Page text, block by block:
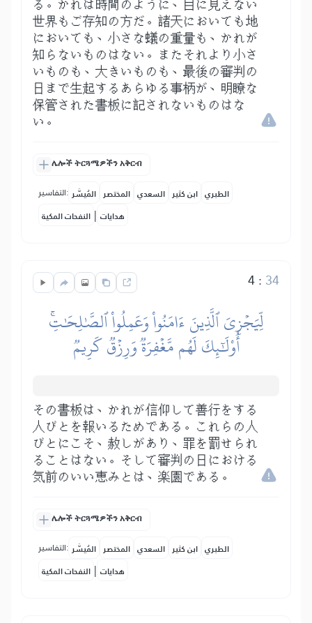
る。かれは時間のように、目に見えない
世界もご存知の方だ。諸天においても地
においても、小さな蟻の重量も、かれが
知らないものはない。またそれより小さ
いものも、大きいものも、最後の審判の
日まで生起するあらゆる事柄が、明瞭な
保管された書板に記されないものはな
い。
ሌሎች ትርጓሜዎችን አቅርብ
التفاسير: المُيسَّر المختصر السعدي ابن كثير الطبري
النفحات المكية | هدايات
4: 34
لِّيَجۡزِيَ ٱلَّذِينَ ءَامَنُواْ وَعَمِلُواْ ٱلصَّٰلِحَٰتِۚ
أُوْلَٰٓئِكَ لَهُم مَّغۡفِرَةٞ وَرِزۡقٞ كَرِيمٞ
その書板は、かれが信仰して善行をする
人びとを報いるためである。これらの人
びとにこそ、赦しがあり、罪を罰せられ
ることはない。そして審判の日における
気前のいい恵みとは、楽園である。
ሌሎች ትርጓሜዎችን አቅርብ
التفاسير: المُيسَّر المختصر السعدي ابن كثير الطبري
النفحات المكية | هدايات